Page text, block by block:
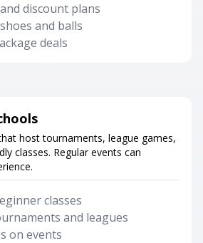
discount plans
and balls
deals
host tournaments, league games,
classes. Regular events can
classes
and leagues
on events